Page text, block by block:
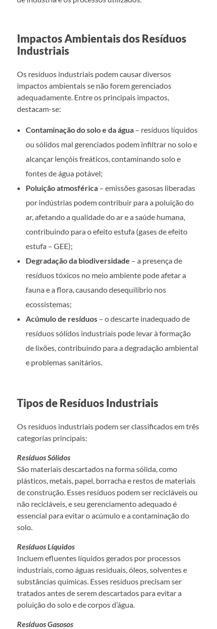
Impactos Ambientais dos Resíduos
Industriais
Os resíduos industriais podem causar diversos
impactos ambientais se não forem gerenciados
adequadamente. Entre os principais impactos,
destacam-se:
Contaminação do solo e da água– resíduos líquidos
ou sólidos mal gerenciados podem infiltrar no solo e
alcançar lençóis freáticos, contaminando solo e
fontes de água potável;
Poluição atmosférica– emissões gasosas liberadas
por indústrias podem contribuir para a poluição do
ar, afetando a qualidade do ar e a saúde humana,
contribuindo para o efeito estufa (gases de efeito
estufa – GEE);
Degradação da biodiversidade – a presença de
resíduos tóxicos no meio ambiente pode afetar a
fauna e a flora, causando desequilíbrio nos
ecossistemas;
Acúmulo de resíduos – o descarte inadequado de
resíduos sólidos industriais pode levar à formação
de lixões, contribuindo para a degradação ambiental
e problemas sanitários.
Tipos de Resíduos Industriais
Os resíduos industriais podem ser classificados em três
categorias principais:
Resíduos Sólidos
São materiais descartados na forma sólida, como
plásticos, metais, papel, borracha e restos de materiais
de construção. Esses resíduos podem ser recicláveis ou
não recicláveis, e seu gerenciamento adequado é
essencial para evitar o acúmulo e a contaminação do
solo.
Resíduos Líquidos
Incluem efluentes líquidos gerados por processos
industriais, como águas residuais, óleos, solventes e
substâncias químicas. Esses resíduos precisam ser
tratados antes de serem descartados para evitar a
poluição do solo e de corpos d’água.
Resíduos Gasosos